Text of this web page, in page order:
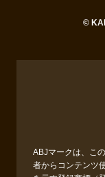
©
ABJマークは、こ
者からコンテンツ